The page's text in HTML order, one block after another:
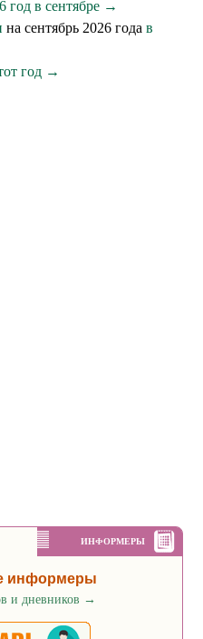
год в сентябре →
на сентябрь 2026 года в
год →
ИНФОРМЕРЫ
информеры
и дневников →